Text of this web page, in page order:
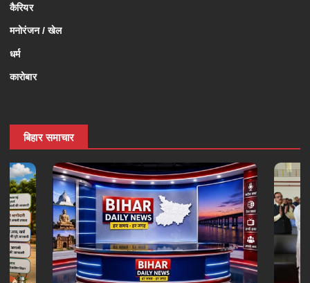
कैरियर
मनोरंजन / खेल
धर्म
कारोबार
बिहार समाचार